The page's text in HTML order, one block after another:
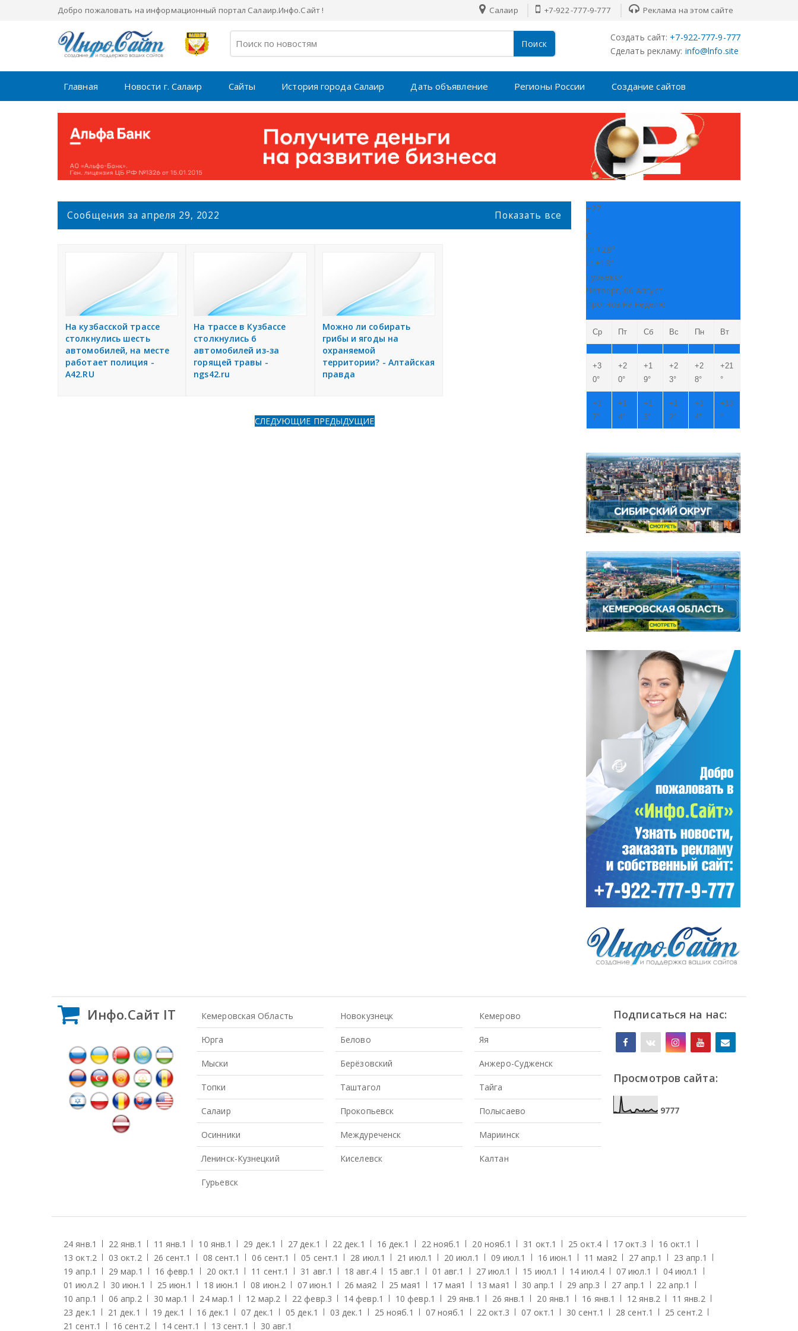
Добро пожаловать на информационный портал Салаир.Инфо.Сайт ! Салаир +7-922-777-9-777 Реклама на этом сайте
Поиск
Создать сайт: +7-922-777-9-777
Сделать рекламу: info@lnfo.site
Главная Новости г. Салаир Сайты История города Салаир Дать объявление Регионы России Создание сайтов
Сообщения за апреля 29, 2022 Показать все
На кузбасской трассе
столкнулись шесть
автомобилей, на месте
работает полиция -
A42.RU
На трассе в Кузбассе
столкнулись 6
автомобилей из-за
горящей травы -
ngs42.ru
Можно ли собирать
грибы и ягоды на
охраняемой
территории? - Алтайская
правда
СЛЕДУЮЩИЕ ПРЕДЫДУЩИЕ
+27
°
C
H: +28°
L: +18°
Гурьевск
Четверг, 06 Август
Прогноз на неделю
Ср Пт Сб Вс Пн Вт
+3
0°
+2
0°
+1
9°
+2
3°
+2
8°
+21
°
+1
7°
+1
4°
+1
3°
+1
2°
+1
4°
+13
°
Инфо.Сайт IT Кемеровская Область
Юрга
Мыски
Топки
Салаир
Осинники
Ленинск-Кузнецкий
Гурьевск
Новокузнецк
Белово
Берёзовский
Таштагол
Прокопьевск
Междуреченск
Киселевск
Кемерово
Яя
Анжеро-Судженск
Тайга
Полысаево
Мариинск
Калтан
Подписаться на нас:
Просмотров сайта:
9777
24 янв.1 22 янв.1 11 янв.1 10 янв.1 29 дек.1 27 дек.1 22 дек.1 16 дек.1 22 нояб.1 20 нояб.1 31 окт.1 25 окт.4 17 окт.3 16 окт.1
13 окт.2 03 окт.2 26 сент.1 08 сент.1 06 сент.1 05 сент.1 28 июл.1 21 июл.1 20 июл.1 09 июл.1 16 июн.1 11 мая2 27 апр.1 23 апр.1
19 апр.1 29 мар.1 16 февр.1 20 окт.1 11 сент.1 31 авг.1 18 авг.4 15 авг.1 01 авг.1 27 июл.1 15 июл.1 14 июл.4 07 июл.1 04 июл.1
01 июл.2 30 июн.1 25 июн.1 18 июн.1 08 июн.2 07 июн.1 26 мая2 25 мая1 17 мая1 13 мая1 30 апр.1 29 апр.3 27 апр.1 22 апр.1
10 апр.1 06 апр.2 30 мар.1 24 мар.1 12 мар.2 22 февр.3 14 февр.1 10 февр.1 29 янв.1 26 янв.1 20 янв.1 16 янв.1 12 янв.2 11 янв.2
23 дек.1 21 дек.1 19 дек.1 16 дек.1 07 дек.1 05 дек.1 03 дек.1 25 нояб.1 07 нояб.1 22 окт.3 07 окт.1 30 сент.1 28 сент.1 25 сент.2
21 сент.1 16 сент.2 14 сент.1 13 сент.1 30 авг.1